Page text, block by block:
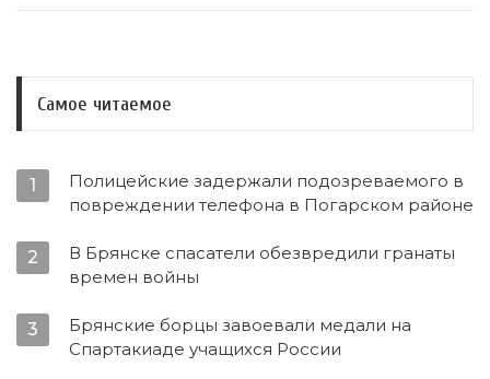
Самое читаемое
1
Полицейские задержали подозреваемого в
повреждении телефона в Погарском районе
2
В Брянске спасатели обезвредили гранаты
времен войны
3
Брянские борцы завоевали медали на
Спартакиаде учащихся России